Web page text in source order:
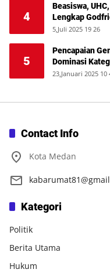
4
Beasiswa,
Lengkap
5,Juli 2025 19 26
5
Pencapaian
Dominasi
23,Januari 2025 10
Contact Info
Kota Medan
Kategori
Politik
Berita Utama
Hukum